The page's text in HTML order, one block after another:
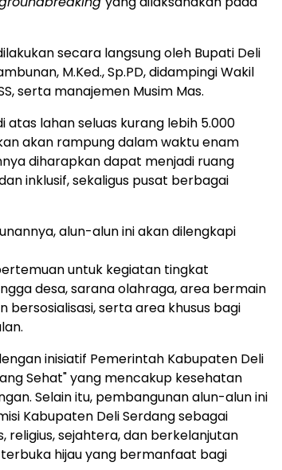
secara langsung oleh Bupati Deli
, M.Ked., Sp.PD, didampingi Wakil
serta manajemen Musim Mas.
atas lahan seluas kurang lebih 5.000
akan rampung dalam waktu enam
diharapkan dapat menjadi ruang
inklusif, sekaligus pusat berbagai
alun-alun ini akan dilengkapi
untuk kegiatan tingkat
desa, sarana olahraga, area bermain
bersosialisasi, serta area khusus bagi
inisiatif Pemerintah Kabupaten Deli
Sehat" yang mencakup kesehatan
Selain itu, pembangunan alun-alun ini
Kabupaten Deli Serdang sebagai
religius, sejahtera, dan berkelanjutan
hijau yang bermanfaat bagi